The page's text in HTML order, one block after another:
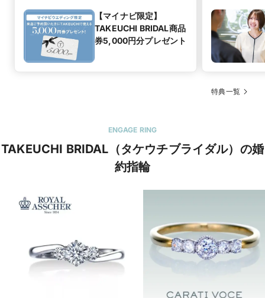
【マイナビ限定】
TAKEUCHI BRIDAL商品
券5,000円分プレゼント
特典一覧
ENGAGE RING
TAKEUCHI BRIDAL（タケウチブライダル）の婚
約指輪